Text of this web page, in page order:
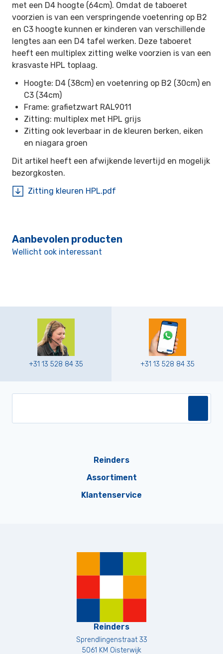
met een D4 hoogte (64cm). Omdat de taboeret
voorzien is van een verspringende voetenring op B2
en C3 hoogte kunnen er kinderen van verschillende
lengtes aan een D4 tafel werken. Deze taboeret
heeft een multiplex zitting welke voorzien is van een
krasvaste HPL toplaag.
Hoogte: D4 (38cm) en voetenring op B2 (30cm) en
C3 (34cm)
Frame: grafietzwart RAL9011
Zitting: multiplex met HPL grijs
Zitting ook leverbaar in de kleuren berken, eiken
en niagara groen
Dit artikel heeft een afwijkende levertijd en mogelijk
bezorgkosten.
Zitting kleuren HPL.pdf
Aanbevolen producten
Wellicht ook interessant
+31 13 528 84 35 +31 13 528 84 35
Reinders
Assortiment
Klantenservice
Reinders
Sprendlingenstraat 33
5061 KM Oisterwijk